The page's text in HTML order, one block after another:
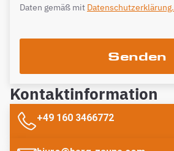
Daten gemäß mit Datenschutzerklärung.
Senden
Kontaktinformation
+49 160 3466772